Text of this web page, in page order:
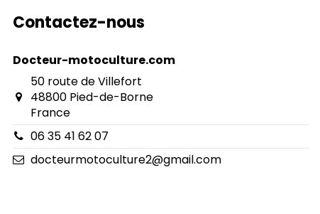
Contactez-nous
Docteur-motoculture.com
50 route de Villefort
48800 Pied-de-Borne
France
06 35 41 62 07
docteurmotoculture2@gmail.com